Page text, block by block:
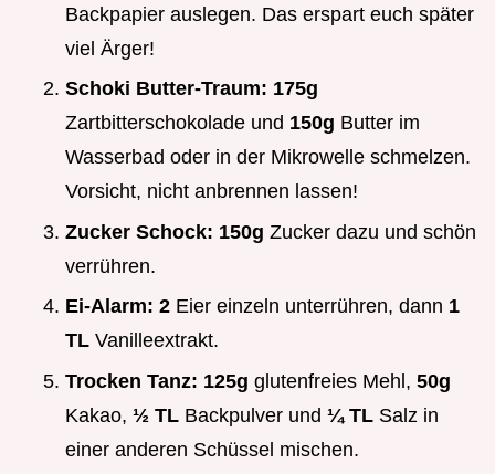
Backpapier auslegen. Das erspart euch später
viel Ärger!
Schoki Butter-Traum: 175g
Zartbitterschokolade und 150g Butter im
Wasserbad oder in der Mikrowelle schmelzen.
Vorsicht, nicht anbrennen lassen!
Zucker Schock: 150g Zucker dazu und schön
verrühren.
Ei-Alarm: 2 Eier einzeln unterrühren, dann 1
TL Vanilleextrakt.
Trocken Tanz: 125g glutenfreies Mehl, 50g
Kakao, ½ TL Backpulver und ¼ TL Salz in
einer anderen Schüssel mischen.